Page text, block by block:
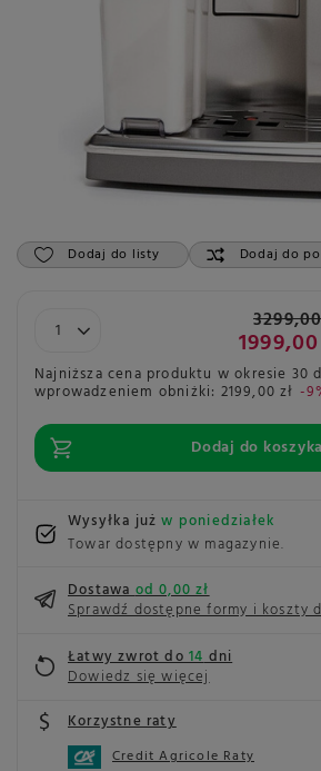
Dodaj do listy Dodaj do
Najniższa cena produktu w okresie 30
wprowadzeniem obniżki: 2199,00 zł -
Dodaj do koszyka
Wysyłka jużw poniedziałek
Towar dostępny w magazynie
Dostawaod 0,00 zł
Sprawdź dostępne formy i koszty
Łatwy zwrot do14dni
Dowiedz się więcej
Korzystne raty
Credit Agricole Raty